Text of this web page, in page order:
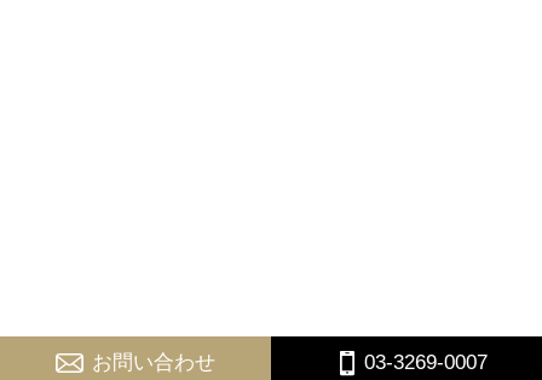
お問い合わせ 03-3269-0007